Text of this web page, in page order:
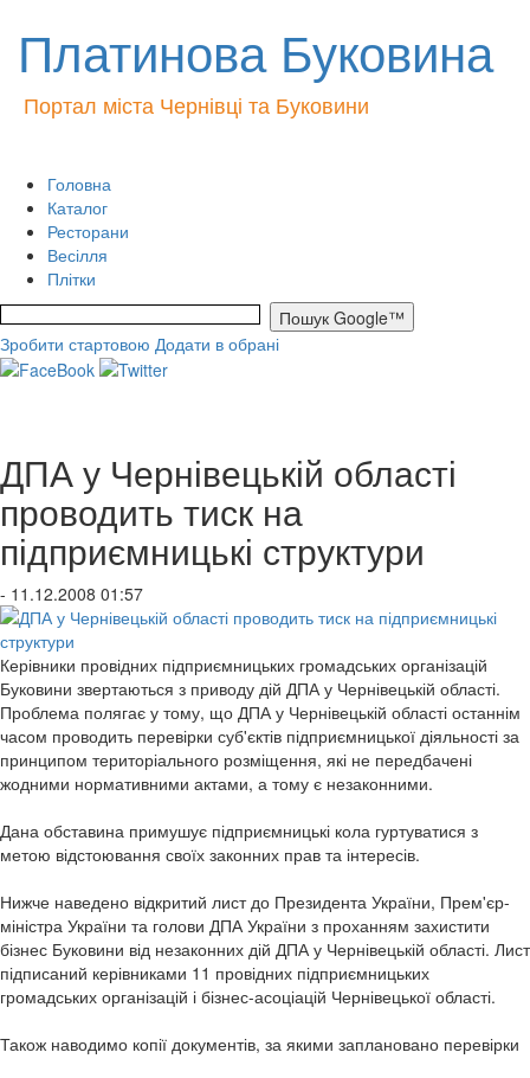
Платинова Буковина
Портал міста Чернівці та Буковини
Головна
Каталог
Ресторани
Весілля
Плітки
Зробити стартовою Додати в обрані
ДПА у Чернівецькій області
проводить тиск на
підприємницькі структури
- 11.12.2008 01:57
Керівники провідних підприємницьких громадських організацій
Буковини звертаються з приводу дій ДПА у Чернівецькій області.
Проблема полягає у тому, що ДПА у Чернівецькій області останнім
часом проводить перевірки суб'єктів підприємницької діяльності за
принципом територіального розміщення, які не передбачені
жодними нормативними актами, а тому є незаконними.
Дана обставина примушує підприємницькі кола гуртуватися з
метою відстоювання своїх законних прав та інтересів.
Нижче наведено відкритий лист до Президента України, Прем'єр-
міністра України та голови ДПА України з проханням захистити
бізнес Буковини від незаконних дій ДПА у Чернівецькій області. Лист
підписаний керівниками 11 провідних підприємницьких
громадських організацій і бізнес-асоціацій Чернівецької області.
Також наводимо копії документів, за якими заплановано перевірки